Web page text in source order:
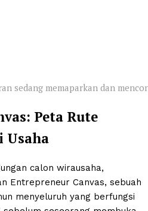
sedang memaparkan dan
Peta Rute
Usaha
calon wirausaha,
Entrepreneur Canvas, sebuah
menyeluruh yang berfungsi